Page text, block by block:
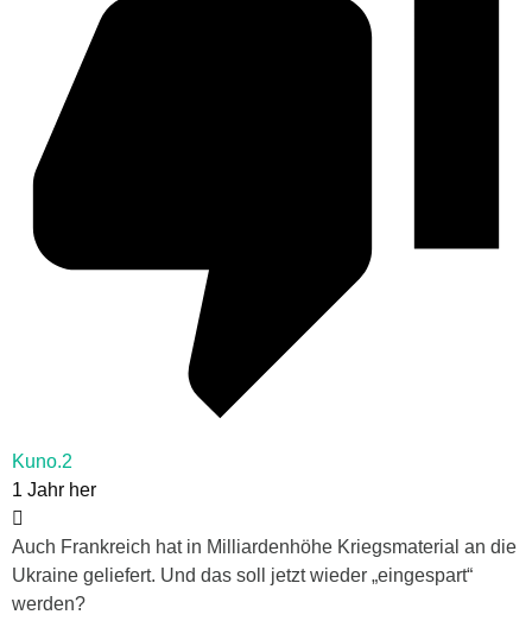
Kuno.2
1 Jahr her
Auch Frankreich hat in Milliardenhöhe Kriegsmaterial an die
Ukraine geliefert. Und das soll jetzt wieder „eingespart“
werden?